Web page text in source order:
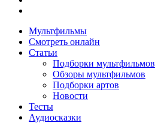
Мультфильмы
Смотреть онлайн
Статьи
Подборки мультфильмов
Обзоры мультфильмов
Подборки артов
Новости
Тесты
Аудиосказки